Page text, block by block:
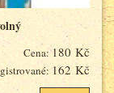
Cena:180 Kč
162 Kč